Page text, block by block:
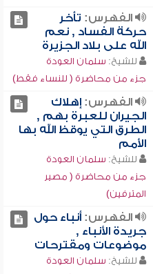
الفهرس: تأخر
حركة الفساد , نعم
الله على بلاد الجزيرة
للشيخ: سلمان العودة
جزء من محاضرة ( للنساء فقط)
الفهرس:إهلاك
الجيران للعبرة بهم ,
الطرق التي يوقظ الله بها
الأمم
للشيخ: سلمان العودة
جزء من محاضرة ( مصير
المترفين)
الفهرس:أنباء حول
جريدة الأنباء ,
موضوعات ومقترحات
للشيخ: سلمان العودة